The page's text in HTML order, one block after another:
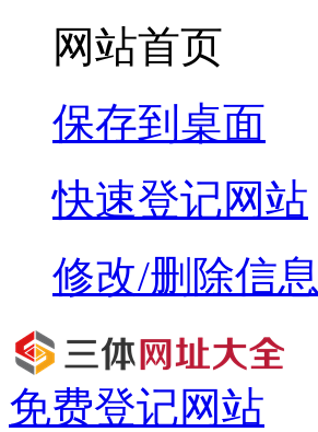
网站首页
保存到桌面
快速登记网站
修改/删除信息
免费登记网站